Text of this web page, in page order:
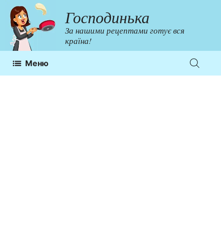
Перейти
до
контенту
Господинька
За нашими рецептами готує вся
країна!
Меню